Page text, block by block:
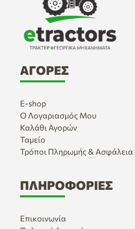
ΑΓΟΡΈΣ
E-shop
Ο Λογαριασμός Μου
Καλάθι Αγορών
Ταμείο
Τρόποι Πληρωμής & Ασφάλεια
ΠΛΗΡΟΦΟΡΊΕΣ
Επικοινωνία